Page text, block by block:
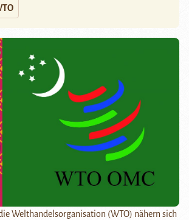
Welthandelsorganisation (WTO) nähern sich